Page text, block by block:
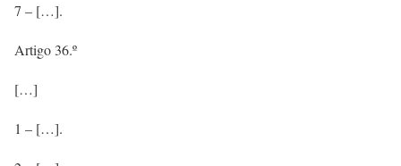
7 – […].
Artigo 36.º
[…]
1 – […].